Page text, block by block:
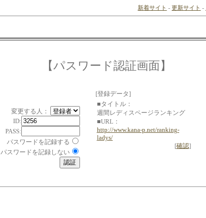
新着サイト -更新サイト -
【パスワード認証画面】
変更する人：
ID:
PASS:
パスワードを記録する
パスワードを記録しない
[登録データ]
■タイトル：
週間レディスページランキング
■URL：
http://www.kana-p.net/ranking-
ladys/
[確認]